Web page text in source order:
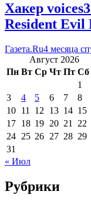
Хакер
Resident Evil
Газета.Ru4 месяца
Август 2026
Пн Вт Ср Чт Пт Сб
1
3
4 5 6 7 8
10 11 12 13 14 15
17 18 19 20 21 22
24 25 26 27 28 29
31
« Июл
Рубрики